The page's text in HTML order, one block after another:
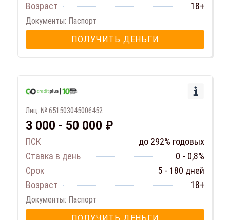
Возраст
18+
Документы: Паспорт
ПОЛУЧИТЬ ДЕНЬГИ
Лиц. № 651503045006452
3 000 - 50 000 ₽
ПСК
до 292% годовых
Ставка в день
0 - 0,8%
Срок
5 - 180 дней
Возраст
18+
Документы: Паспорт